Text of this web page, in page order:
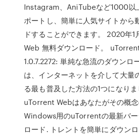
Instagram、AniTubeなど1000以
ポートし、簡単に人気サイトから
ドすることができます。 2020年
Web 無料ダウンロード。
1.0.7.2272: 単純な急流のダウン
は、インターネットを介して大量
る最も普及した方法の1つになりま
uTorrent Webはあなたがその概
Windows用のuTorrentの最新バ
ロード. トレントを簡単にダウン